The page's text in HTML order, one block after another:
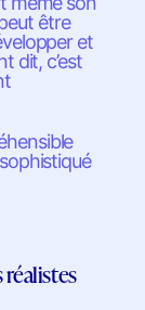
être
et
dit, c’est
réalistes